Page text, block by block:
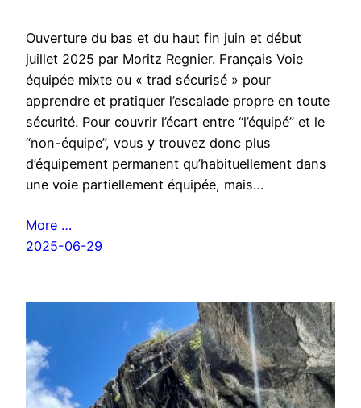
Ouverture du bas et du haut fin juin et début
juillet 2025 par Moritz Regnier. Français Voie
équipée mixte ou « trad sécurisé » pour
apprendre et pratiquer l’escalade propre en toute
sécurité. Pour couvrir l’écart entre “l’équipé” et le
“non-équipe”, vous y trouvez donc plus
d’équipement permanent qu’habituellement dans
une voie partiellement équipée, mais…
More …
2025-06-29